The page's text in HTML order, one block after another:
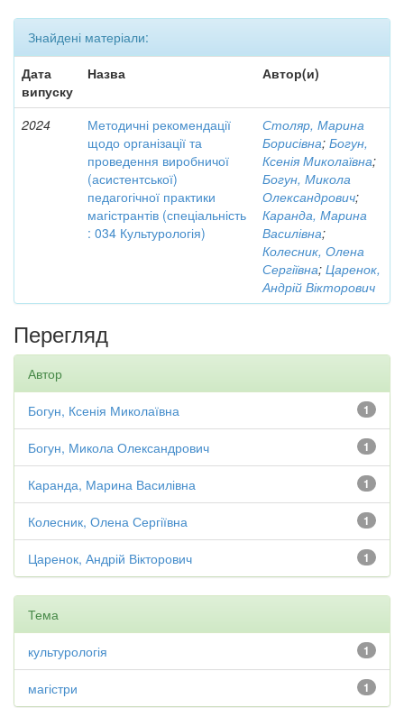
Знайдені матеріали:
Дата
випуску
Назва Автор(и)
2024
Методичні рекомендації
щодо організації та
проведення виробничої
(асистентської)
педагогічної практики
магістрантів (спеціальність
: 034 Культурологія)
Столяр, Марина
Борисівна; Богун,
Ксенія Миколаївна;
Богун, Микола
Олександрович;
Каранда, Марина
Василівна;
Колесник, Олена
Сергіївна; Царенок,
Андрій Вікторович
Перегляд
Автор
1
Богун, Ксенія Миколаївна
1
Богун, Микола Олександрович
1
Каранда, Марина Василівна
1
Колесник, Олена Сергіївна
1
Царенок, Андрій Вікторович
Тема
1
культурологія
1
магістри